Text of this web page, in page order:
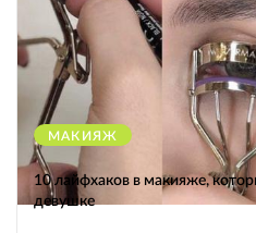
МАКИЯЖ
10 лайфхаков в макияже,
девушке